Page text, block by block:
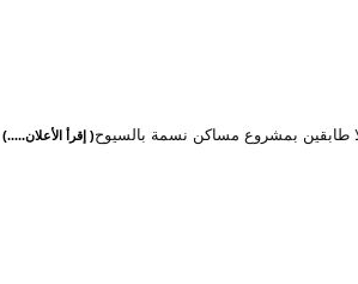
طابقين بمشروع مساكن نسمة بالسيوح( إقرأ الأعلان.....)